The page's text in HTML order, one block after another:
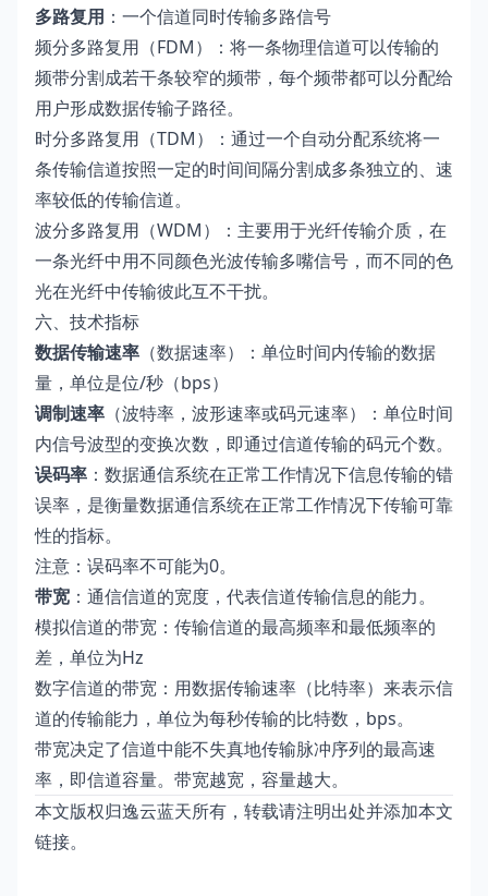
多路复用 ：一个信道同时传输多路信号
频分多路复用（FDM）：将一条物理信道可以传输的
频带分割成若干条较窄的频带，每个频带都可以分配给
用户形成数据传输子路径。
时分多路复用（TDM）：通过一个自动分配系统将一
条传输信道按照一定的时间间隔分割成多条独立的、速
率较低的传输信道。
波分多路复用（WDM）：主要用于光纤传输介质，在
一条光纤中用不同颜色光波传输多嘴信号，而不同的色
光在光纤中传输彼此互不干扰。
六、技术指标
数据传输速率 （数据速率）：单位时间内传输的数据
量，单位是位/秒（bps）
调制速率 （波特率，波形速率或码元速率）：单位时间
内信号波型的变换次数，即通过信道传输的码元个数。
误码率 ：数据通信系统在正常工作情况下信息传输的错
误率，是衡量数据通信系统在正常工作情况下传输可靠
性的指标。
注意：误码率不可能为0。
带宽 ：通信信道的宽度，代表信道传输信息的能力。
模拟信道的带宽：传输信道的最高频率和最低频率的
差，单位为Hz
数字信道的带宽：用数据传输速率（比特率）来表示信
道的传输能力，单位为每秒传输的比特数，bps。
带宽决定了信道中能不失真地传输脉冲序列的最高速
率，即信道容量。带宽越宽，容量越大。
本文版权归逸云蓝天所有，转载请注明出处并添加本文
链接。